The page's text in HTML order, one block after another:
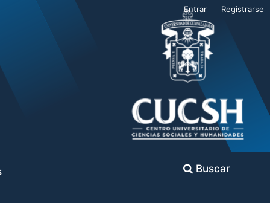
Buscar
Entrar Registrarse